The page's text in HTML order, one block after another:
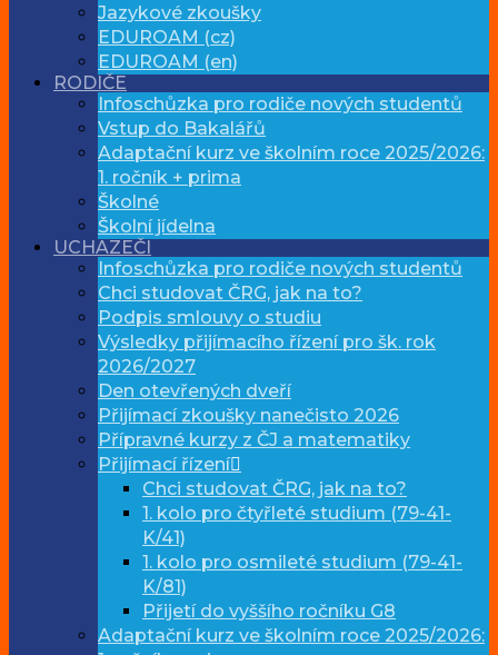
Jazykové zkoušky
EDUROAM (cz)
EDUROAM (en)
RODIČE
Infoschůzka pro rodiče nových studentů
Vstup do Bakalářů
Adaptační kurz ve školním roce 2025/2026:
1. ročník + prima
Školné
Školní jídelna
UCHAZEČI
Infoschůzka pro rodiče nových studentů
Chci studovat ČRG, jak na to?
Podpis smlouvy o studiu
Výsledky přijímacího řízení pro šk. rok
2026/2027
Den otevřených dveří
Přijímací zkoušky nanečisto 2026
Přípravné kurzy z ČJ a matematiky
Přijímací řízení
Chci studovat ČRG, jak na to?
1. kolo pro čtyřleté studium (79-41-
K/41)
1. kolo pro osmileté studium (79-41-
K/81)
Přijetí do vyššího ročníku G8
Adaptační kurz ve školním roce 2025/2026: